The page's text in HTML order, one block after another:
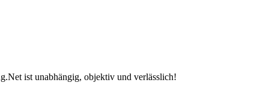
ist unabhängig, objektiv und verlässlich!